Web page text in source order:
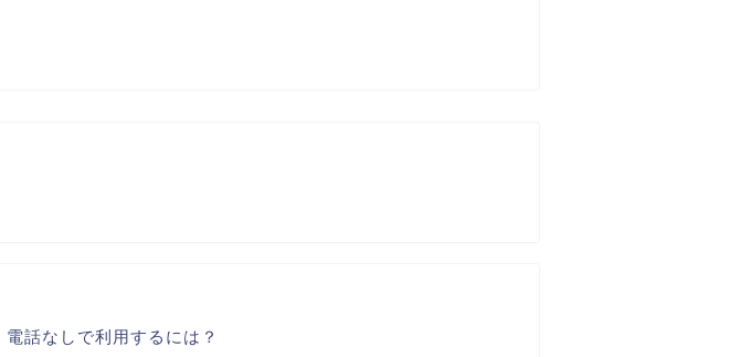
話なしで利用するには？